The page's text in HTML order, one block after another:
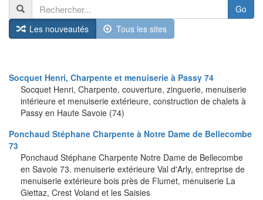
Go
Les nouveautés
Tous les sites
Socquet Henri, Charpente et menuiserie à Passy 74
Socquet Henri, Charpente, couverture, zinguerie, menuiserie
intérieure et menuiserie extérieure, construction de chalets à
Passy en Haute Savoie (74)
Ponchaud Stéphane Charpente à Notre Dame de Bellecombe
73
Ponchaud Stéphane Charpente Notre Dame de Bellecombe
en Savoie 73. menuiserie extérieure Val d'Arly, entreprise de
menuiserie extérieure bois près de Flumet, menuiserie La
Giettaz, Crest Voland et les Saisies